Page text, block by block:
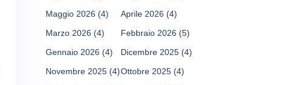
Maggio 2026 (4) Aprile 2026 (4)
Marzo 2026 (4) Febbraio 2026 (5)
Gennaio 2026 (4) Dicembre 2025 (4)
Novembre 2025 (4)Ottobre 2025 (4)